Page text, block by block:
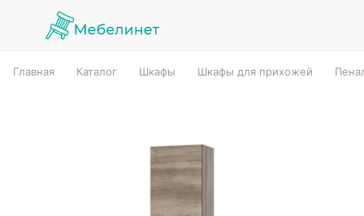
Главная Каталог Шкафы Шкафы для прихожей